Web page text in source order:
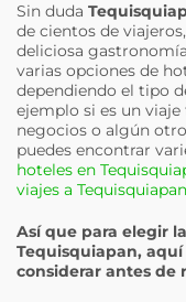
Sin duda
de cientos de
deliciosa
varias opciones de
dependiendo el tipo
ejemplo si es un
negocios o algún
puedes encontrar
hoteles en
viajes a Tequisquiapan
Así que para elegir
Tequisquiapan,
considerar antes de